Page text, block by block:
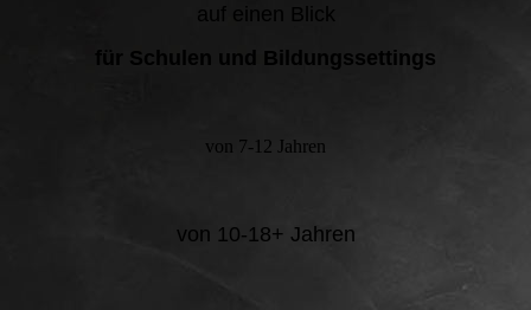
auf einen Blick
für Schulen und Bildungssettings
von 7-12 Jahren
von 10-18+ Jahren